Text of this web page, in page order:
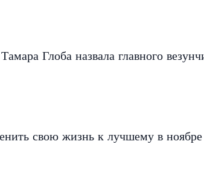
Глоба назвала главного
свою жизнь к лучшему в